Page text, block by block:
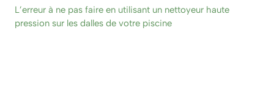
L’erreur à ne pas faire en utilisant un nettoyeur haute
pression sur les dalles de votre piscine